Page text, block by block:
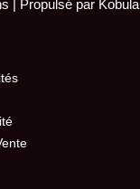
| Propulsé par Kobula